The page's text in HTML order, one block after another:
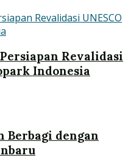
Revalidasi
Indonesia
Berbagi dengan